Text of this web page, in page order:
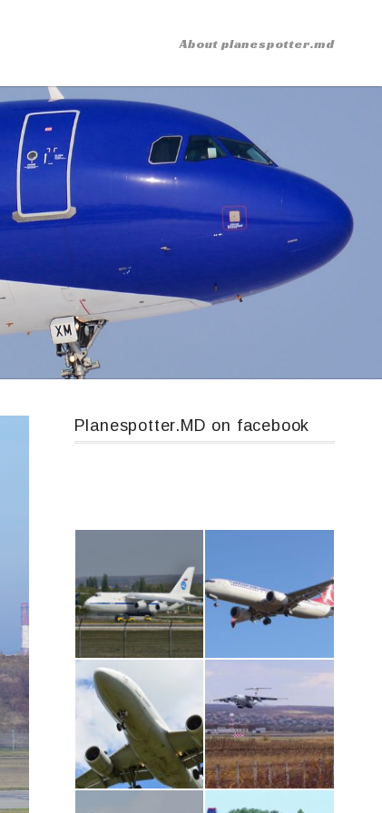
About planespotter.md
Planespotter.MD on facebook
An124, RA-82013 Boeing 737 MAX 8, TC-LCC